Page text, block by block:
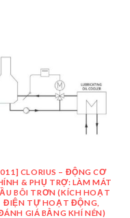
CLORIUS – ĐỘNG CƠ
& PHỤ TRỢ: LÀM MÁT
BÔI TRƠN (KÍCH HOẠT
ĐIỆN TỰ HOẠT ĐỘNG,
GIÁ BẰNG KHÍ NÉN)